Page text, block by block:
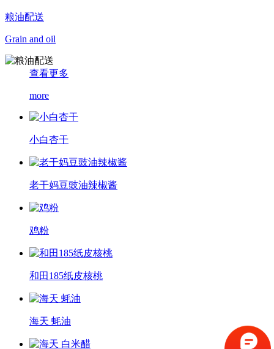
粮油配送
Grain and oil
查看更多
more
小白杏干
老干妈豆豉油辣椒酱
鸡粉
和田185纸皮核桃
海天 蚝油